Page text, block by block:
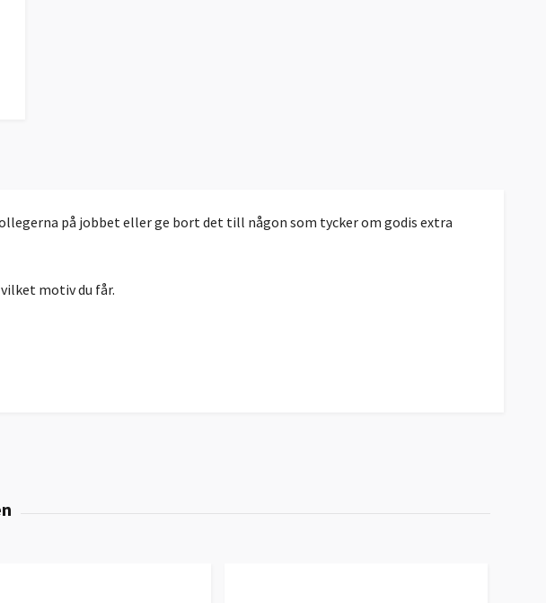
på jobbet eller ge bort det till någon som tycker om godis extra
motiv du får.